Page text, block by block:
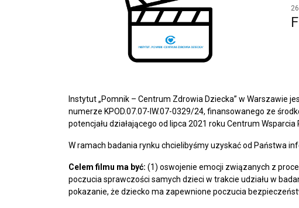
Instytut „Pomnik – Centrum Zdrowia Dziecka” w Warszawie
numerze KPOD.07.07-IW.07-0329/24, finansowanego ze
potencjału działającego od lipca 2021 roku Centrum
W ramach badania rynku chcielibyśmy uzyskać od Państwa
Celem filmu ma być: (1) oswojenie emocji związanych z
poczucia sprawczości samych dzieci w trakcie udziału w
pokazanie, że dziecko ma zapewnione poczucia